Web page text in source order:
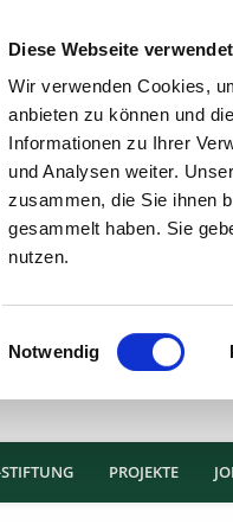
Diese Webseite
Wir verwenden Cookies,
anbieten zu können und
Informationen zu Ihrer
und Analysen weiter.
zusammen, die Sie ihnen
gesammelt haben. Sie
nutzen.
Einwilligungsauswahl
Notwendig
PROJEKTE